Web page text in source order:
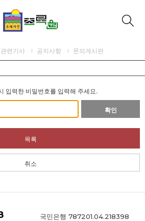
관련기사 공지사항 문의게시판
입력한 비밀번호를 입력해 주세요.
확인
목록
취소
국민은행 787201.04.218398